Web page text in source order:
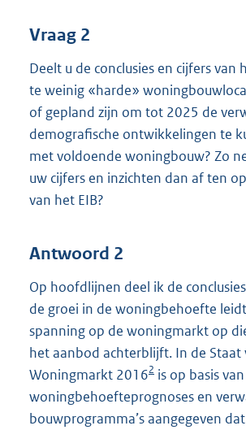
Vraag 2
Deelt u de conclusies en cijfers van
te weinig «harde»
of gepland zijn om tot 2025 de
demografische ontwikkelingen te
met voldoende woningbouw? Zo
uw cijfers en inzichten dan af ten
van het EIB?
Antwoord 2
Op hoofdlijnen deel ik de
de groei in de woningbehoefte
spanning op de woningmarkt op
het aanbod achterblijft. In de Staat
Woningmarkt 20162 is op basis van
woningbehoefteprognoses en
bouwprogramma’s aangegeven